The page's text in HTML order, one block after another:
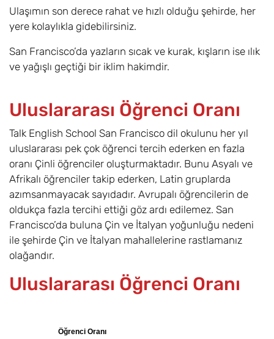
Ulaşımın son derece rahat ve hızlı olduğu şehirde, her
yere kolaylıkla gidebilirsiniz.
San Francisco’da yazların sıcak ve kurak, kışların ise ılık
ve yağışlı geçtiği bir iklim hakimdir.
Uluslararası Öğrenci Oranı
Talk English School San Francisco dil okulunu her yıl
uluslararası pek çok öğrenci tercih ederken en fazla
oranı Çinli öğrenciler oluşturmaktadır. Bunu Asyalı ve
Afrikalı öğrenciler takip ederken, Latin gruplarda
azımsanmayacak sayıdadır. Avrupalı öğrencilerin de
oldukça fazla tercihi ettiği göz ardı edilemez. San
Francisco’da buluna Çin ve İtalyan yoğunluğu nedeni
ile şehirde Çin ve İtalyan mahallelerine rastlamanız
olağandır.
Uluslararası Öğrenci Oranı
Öğrenci Oranı